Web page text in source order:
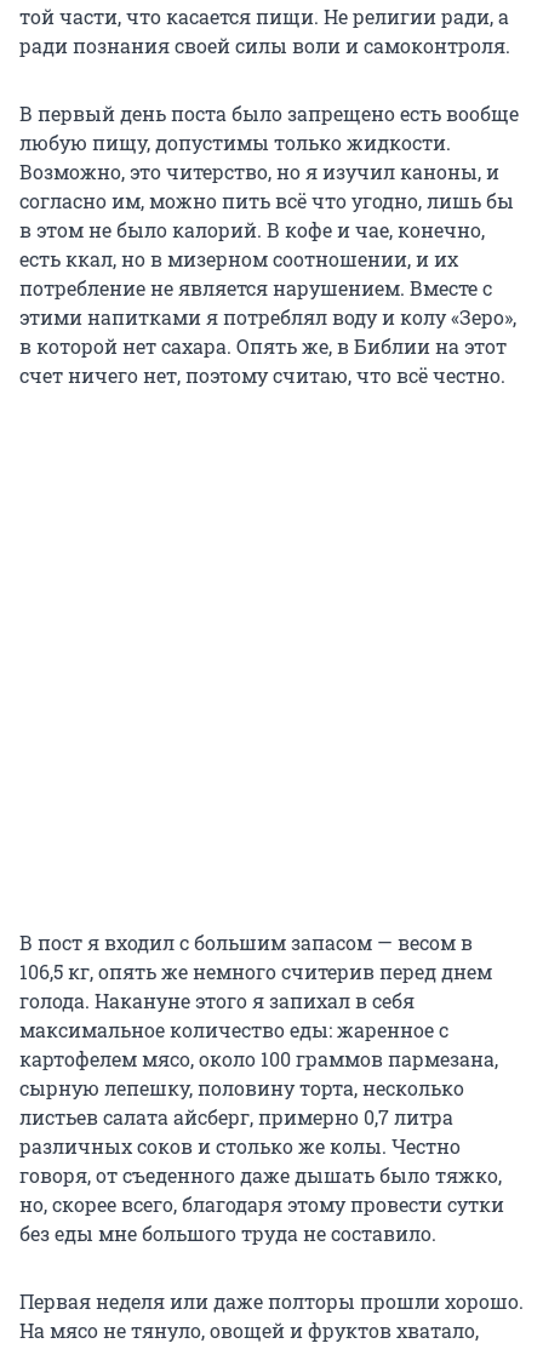
той части, что касается пищи. Не религии ради, а
ради познания своей силы воли и самоконтроля.
В первый день поста было запрещено есть вообще
любую пищу, допустимы только жидкости.
Возможно, это читерство, но я изучил каноны, и
согласно им, можно пить всё что угодно, лишь бы
в этом не было калорий. В кофе и чае, конечно,
есть ккал, но в мизерном соотношении, и их
потребление не является нарушением. Вместе с
этими напитками я потреблял воду и колу «Зеро»,
в которой нет сахара. Опять же, в Библии на этот
счет ничего нет, поэтому считаю, что всё честно.
В пост я входил с большим запасом — весом в
106,5 кг, опять же немного считерив перед днем
голода. Накануне этого я запихал в себя
максимальное количество еды: жаренное с
картофелем мясо, около 100 граммов пармезана,
сырную лепешку, половину торта, несколько
листьев салата айсберг, примерно 0,7 литра
различных соков и столько же колы. Честно
говоря, от съеденного даже дышать было тяжко,
но, скорее всего, благодаря этому провести сутки
без еды мне большого труда не составило.
Первая неделя или даже полторы прошли хорошо.
На мясо не тянуло, овощей и фруктов хватало,